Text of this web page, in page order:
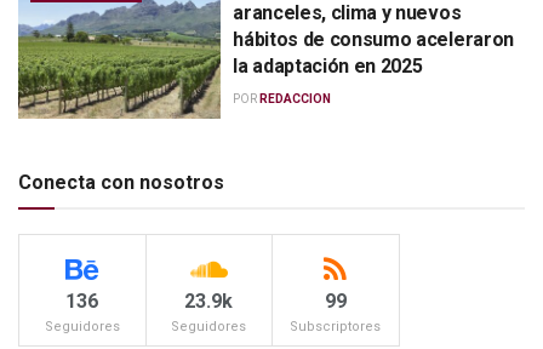
aranceles, clima y nuevos
hábitos de consumo aceleraron
la adaptación en 2025
POR REDACCION
Conecta con nosotros
136
Seguidores
23.9k
Seguidores
99
Subscriptores